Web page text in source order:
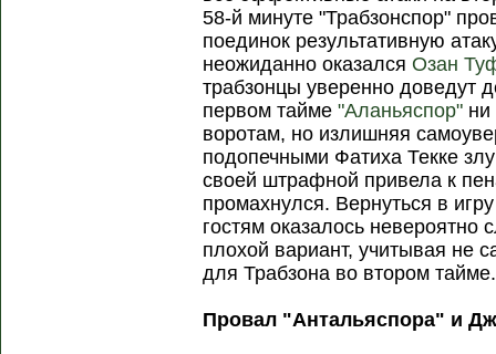
58-й минуте "Трабзонспор"
поединок результативную
неожиданно оказался Озан
трабзонцы уверенно доведут
первом тайме"Аланьяспор" ни
воротам, но излишняя
подопечными Фатиха Текке
своей штрафной привела к
промахнулся. Вернуться в
гостям оказалось невероятно
плохой вариант, учитывая не
для Трабзона во втором тайме.
Провал "Антальяспора" и